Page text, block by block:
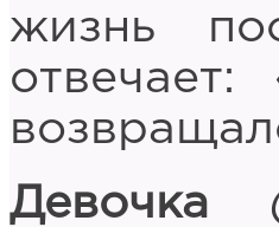
жизнь
Девочка